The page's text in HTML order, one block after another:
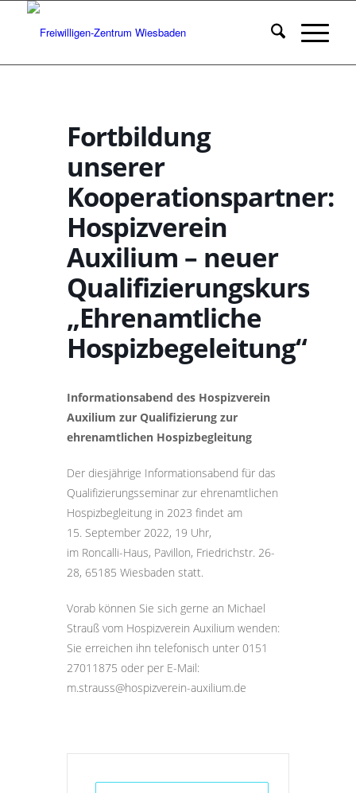
Fortbildung
unserer
Kooperationspartner:
Hospizverein
Auxilium – neuer
Qualifizierungskurs
„Ehrenamtliche
Hospizbegeleitung“
Informationsabend des Hospizverein
Auxilium zur Qualifizierung zur
ehrenamtlichen Hospizbegleitung
Der diesjährige Informationsabend für das
Qualifizierungsseminar zur ehrenamtlichen
Hospizbegleitung in 2023 findet am
15. September 2022, 19 Uhr,
im Roncalli-Haus, Pavillon, Friedrichstr. 26-
28, 65185 Wiesbaden statt.
Vorab können Sie sich gerne an Michael
Strauß vom Hospizverein Auxilium wenden:
Sie erreichen ihn telefonisch unter 0151
27011875 oder per E-Mail:
m.strauss@hospizverein-auxilium.de